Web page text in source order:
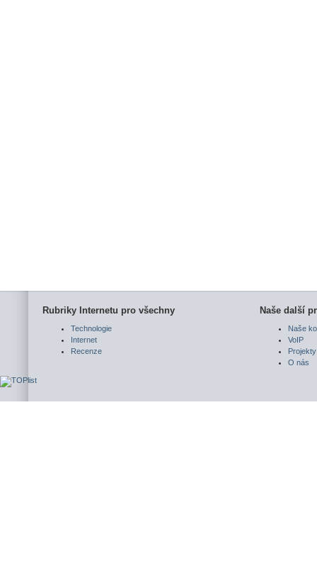
Rubriky Internetu pro všechny
Technologie
Internet
Recenze
Naše další
Naše
VoIP
Projekty
O nás